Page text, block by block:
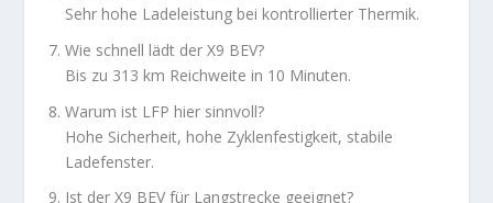
Sehr hohe Ladeleistung bei kontrollierter Thermik.
Wie schnell lädt der X9 BEV?
Bis zu 313 km Reichweite in 10 Minuten.
Warum ist LFP hier sinnvoll?
Hohe Sicherheit, hohe Zyklenfestigkeit, stabile
Ladefenster.
Ist der X9 BEV für Langstrecke geeignet?